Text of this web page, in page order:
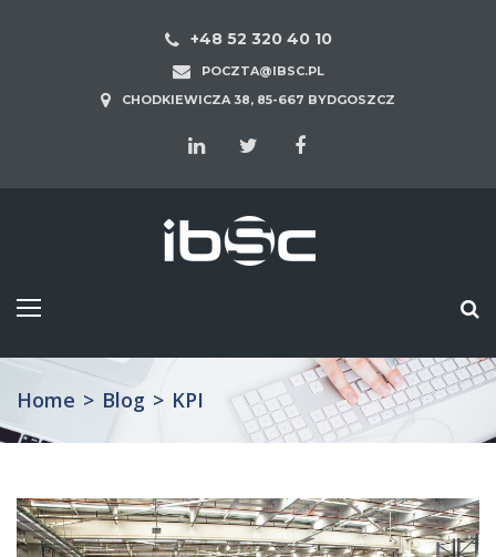
+48 52 320 40 10
POCZTA@IBSC.PL
CHODKIEWICZA 38, 85-667 BYDGOSZCZ
Home > Blog > KPI